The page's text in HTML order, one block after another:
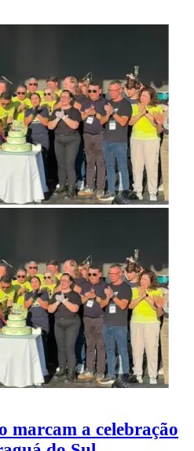
marcam a celebração